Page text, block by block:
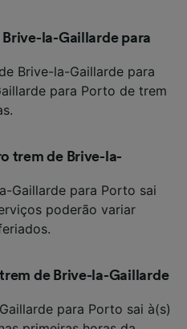
la-Gaillarde para
Brive-la-Gaillarde para
para Porto de trem
trem de Brive-la-
Gaillarde para Porto sai
poderão variar
de Brive-la-Gaillarde
para Porto sai à(s)